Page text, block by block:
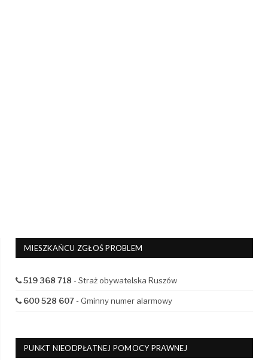
MIESZKAŃCU ZGŁOŚ PROBLEM
519 368 718 - Straż obywatelska Ruszów
600 528 607- Gminny numer alarmowy
PUNKT NIEODPŁATNEJ POMOCY PRAWNEJ